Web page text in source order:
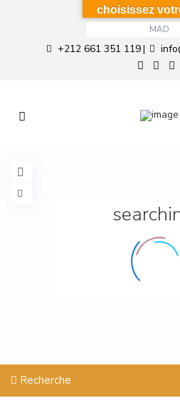
MAD
+212 661 351 119|
Recherche
choisissez